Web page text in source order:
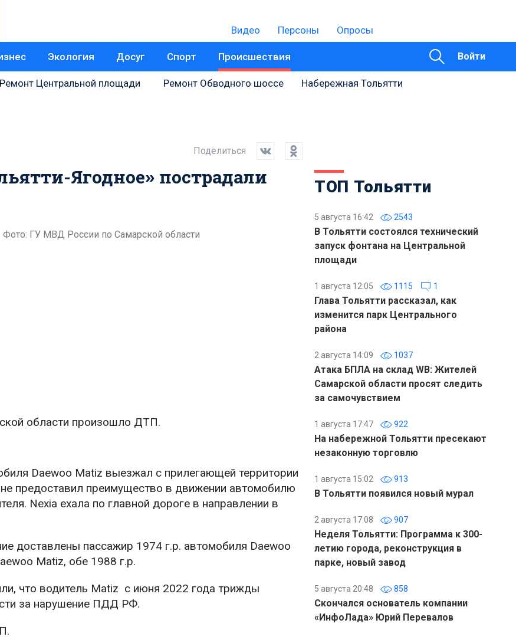
Видео Персоны Опросы
Экология Досуг Спорт Происшествия Войти
Ремонт Центральной площади Ремонт Обводного шоссе
Набережная Тольятти
Поделиться
Ягодное» пострадали
Фото: ГУ МВД России по Самарской области
области произошло ДТП.
Daewoo Matiz выезжал с прилегающей территории
предоставил преимущество в движении автомобилю
Nexia ехала по главной дороге в направлении в
доставлены пассажир 1974 г.р. автомобиля Daewoo
Matiz, обе 1988 г.р.
что водитель Matiz с июня 2022 года трижды
за нарушение ПДД РФ.
ТОП Тольятти
5 августа 16:42 2543
В Тольятти состоялся технический
запуск фонтана на Центральной
площади
1 августа 12:05 1115 1
Глава Тольятти рассказал, как
изменится парк Центрального
района
2 августа 14:09 1037
Атака БПЛА на склад WB: Жителей
Самарской области просят следить
за самочувствием
1 августа 17:47 922
На набережной Тольятти пресекают
незаконную торговлю
1 августа 15:02 913
В Тольятти появился новый мурал
2 августа 17:08 907
Неделя Тольятти: Программа к 300-
летию города, реконструкция в
парке, новый завод
5 августа 20:48 858
Скончался основатель компании
«ИнфоЛада» Юрий Перевалов